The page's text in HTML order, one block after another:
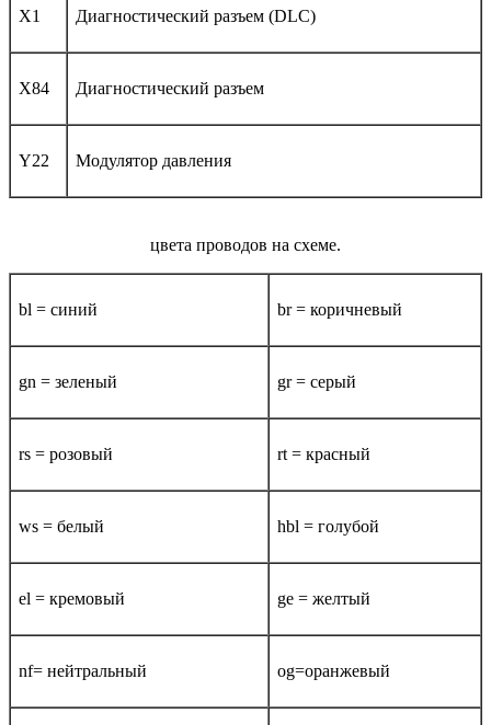
X1 Диагностический разъем (DLC)
X84 Диагностический разъем
Y22 Модулятор давления
цвета проводов на схеме.
bl = синий br = коричневый
gn = зеленый gr = серый
rs = розовый rt = красный
ws = белый hbl = голубой
el = кремовый ge = желтый
nf= нейтральный og=оранжевый